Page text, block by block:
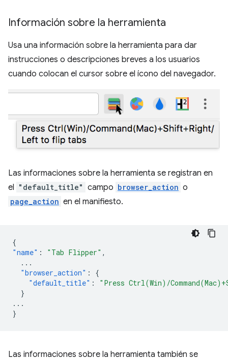
Información sobre la herramienta
Usa una información sobre la herramienta para dar
instrucciones o descripciones breves a los usuarios
cuando colocan el cursor sobre el ícono del navegador.
Las informaciones sobre la herramienta se registran en
el "default_title" campo browser_action o
page_action en el manifiesto.
{
"name" : "Tab Flipper" ,
...
"browser_action" :
{
"default_title" :
"Press Ctrl(Win)/
}
...
}
Las informaciones sobre la herramienta también se